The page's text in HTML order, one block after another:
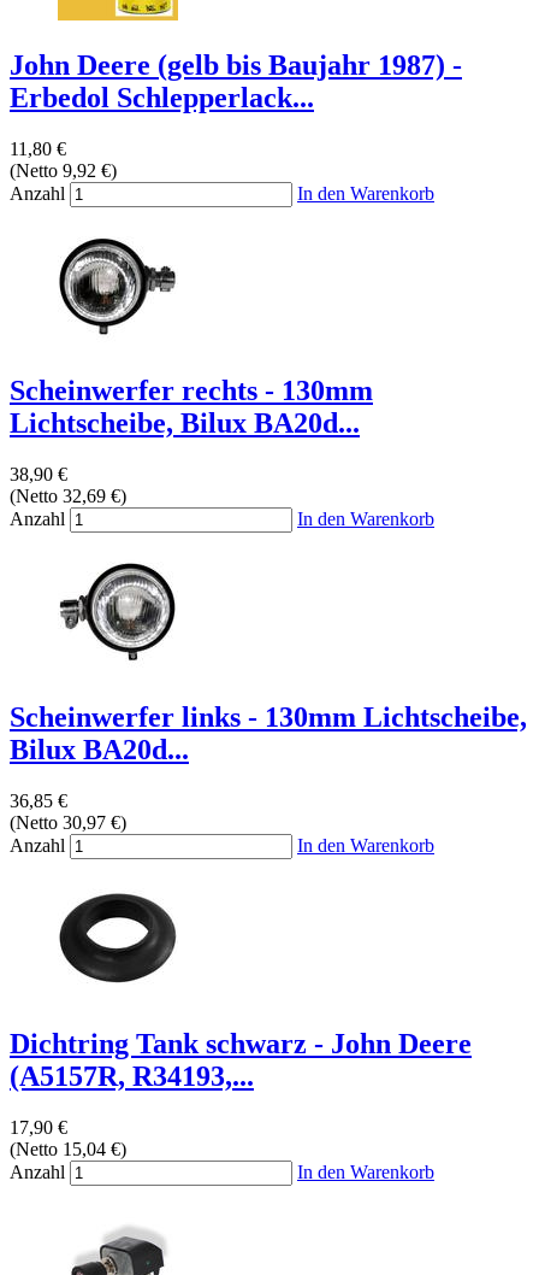
John Deere (gelb bis Baujahr 1987) -
Erbedol Schlepperlack...
11,80 €
(Netto 9,92 €)
Anzahl
In den Warenkorb
Scheinwerfer rechts - 130mm
Lichtscheibe, Bilux BA20d...
38,90 €
(Netto 32,69 €)
Anzahl
In den Warenkorb
Scheinwerfer links - 130mm Lichtscheibe,
Bilux BA20d...
36,85 €
(Netto 30,97 €)
Anzahl
In den Warenkorb
Dichtring Tank schwarz - John Deere
(A5157R, R34193,...
17,90 €
(Netto 15,04 €)
Anzahl
In den Warenkorb